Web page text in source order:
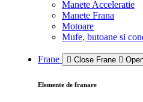
Manete Acceleratie
Manete Frana
Motoare
Mufe, butoane si
Frane Close Frane
Elemente de franare